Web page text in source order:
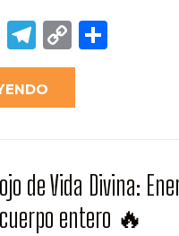
WhatsApp
Telegram
Copy
Link
de Vida Divina:
entero 🔥